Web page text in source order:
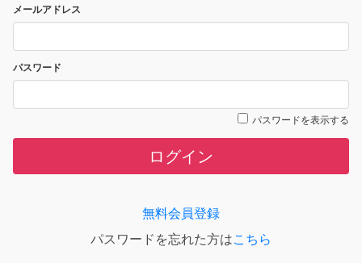
メールアドレス
パスワード
パスワードを表示する
ログイン
無料会員登録
パスワードを忘れた方はこちら